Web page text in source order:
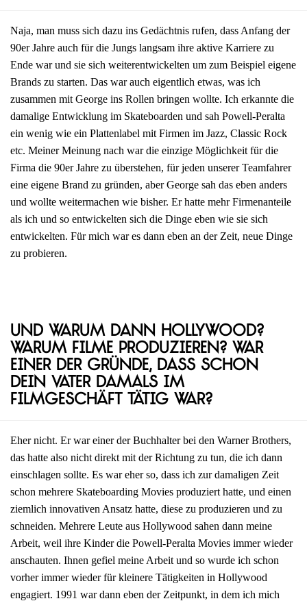
Naja, man muss sich dazu ins Gedächtnis rufen, dass Anfang der
90er Jahre auch für die Jungs langsam ihre aktive Karriere zu
Ende war und sie sich weiterentwickelten um zum Beispiel eigene
Brands zu starten. Das war auch eigentlich etwas, was ich
zusammen mit George ins Rollen bringen wollte. Ich erkannte die
damalige Entwicklung im Skateboarden und sah Powell-Peralta
ein wenig wie ein Plattenlabel mit Firmen im Jazz, Classic Rock
etc. Meiner Meinung nach war die einzige Möglichkeit für die
Firma die 90er Jahre zu überstehen, für jeden unserer Teamfahrer
eine eigene Brand zu gründen, aber George sah das eben anders
und wollte weitermachen wie bisher. Er hatte mehr Firmenanteile
als ich und so entwickelten sich die Dinge eben wie sie sich
entwickelten. Für mich war es dann eben an der Zeit, neue Dinge
zu probieren.
Und warum dann Hollywood?
Warum Filme produzieren? War
einer der Gründe, dass schon
dein Vater damals im
Filmgeschäft tätig war?
Eher nicht. Er war einer der Buchhalter bei den Warner Brothers,
das hatte also nicht direkt mit der Richtung zu tun, die ich dann
einschlagen sollte. Es war eher so, dass ich zur damaligen Zeit
schon mehrere Skateboarding Movies produziert hatte, und einen
ziemlich innovativen Ansatz hatte, diese zu produzieren und zu
schneiden. Mehrere Leute aus Hollywood sahen dann meine
Arbeit, weil ihre Kinder die Powell-Peralta Movies immer wieder
anschauten. Ihnen gefiel meine Arbeit und so wurde ich schon
vorher immer wieder für kleinere Tätigkeiten in Hollywood
engagiert. 1991 war dann eben der Zeitpunkt, in dem ich mich